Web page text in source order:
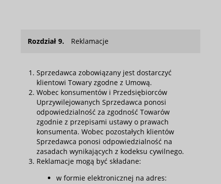
Rozdział 9. Reklamacje
Sprzedawca zobowiązany jest dostarczyć
klientowi Towary zgodne z Umową.
Wobec konsumentów i Przedsiębiorców
Uprzywilejowanych Sprzedawca ponosi
odpowiedzialność za zgodność Towarów
zgodnie z przepisami ustawy o prawach
konsumenta. Wobec pozostałych klientów
Sprzedawca ponosi odpowiedzialność na
zasadach wynikających z kodeksu cywilnego.
Reklamacje mogą być składane:
w formie elektronicznej na adres: